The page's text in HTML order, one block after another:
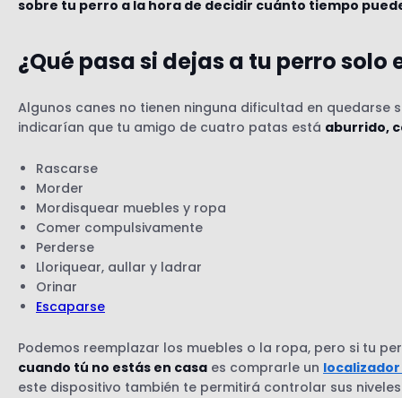
sobre tu perro a la hora de decidir cuánto tiempo
¿Qué pasa si dejas a tu perro solo
Algunos canes no tienen ninguna dificultad en
indicarían que tu amigo de cuatro patas está aburrido,
Rascarse
Morder
Mordisquear muebles y ropa
Comer compulsivamente
Perderse
Lloriquear, aullar y ladrar
Orinar
Escaparse
Podemos reemplazar los muebles o la ropa, pero si tu
cuando tú no estás en casa es comprarle un localizador
este dispositivo también te permitirá controlar sus